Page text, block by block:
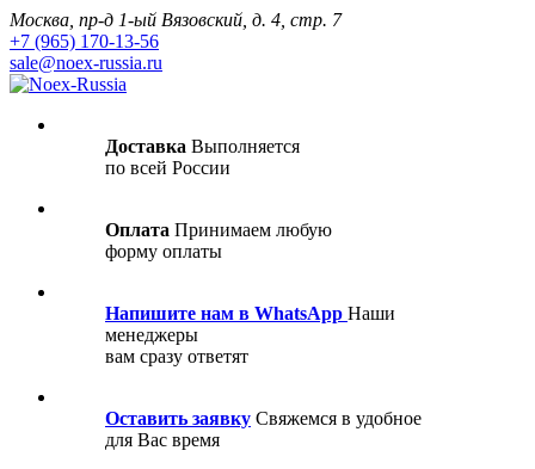
Москва, пр-д 1-ый Вязовский, д. 4, стр. 7
+7 (965) 170-13-56
sale@noex-russia.ru
Доставка Выполняется
по всей России
Оплата Принимаем любую
форму оплаты
Напишите нам в WhatsApp Наши
менеджеры
вам сразу ответят
Оставить заявку Свяжемся в удобное
для Вас время